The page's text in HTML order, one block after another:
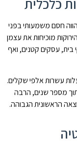
כלכלית
חסם משמעותי בפני
מוכיחות את עצמן
בית, עסקים קטנים, ואף
עשרות אלפי שקלים.
מספר שנים, הרבה
הראשונית הגבוהה.